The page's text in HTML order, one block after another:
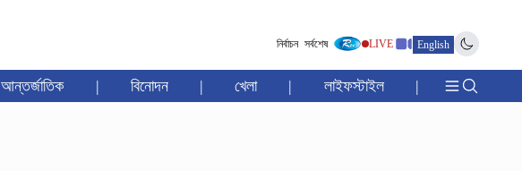
নির্বাচন সর্বশেষ LIVE English
আন্তর্জাতিক | বিনোদন | খেলা | লাইফস্টাইল |